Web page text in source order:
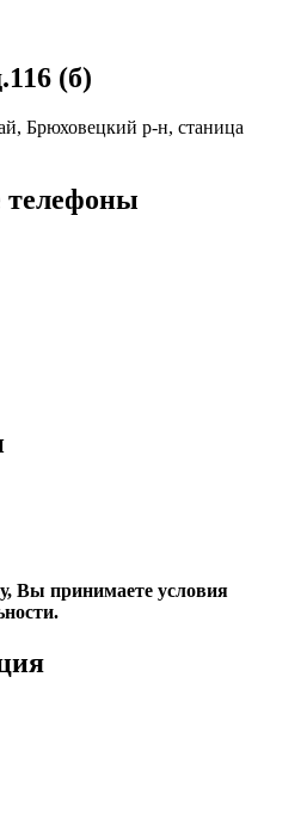
(б)
Брюховецкий р-н, станица
телефоны
Вы принимаете условия